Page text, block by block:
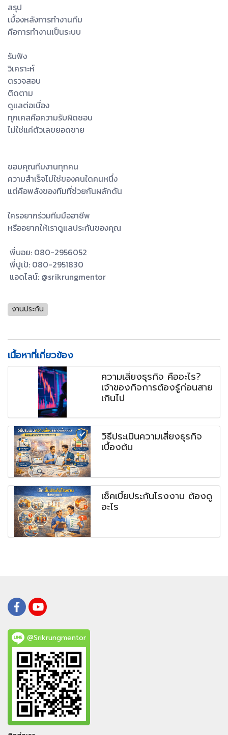
สรุป
เบื้องหลังการทำงานทีม
คือการทำงานเป็นระบบ
รับฟัง
วิเคราะห์
ตรวจสอบ
ติดตาม
ดูแลต่อเนื่อง
ทุกเคสคือความรับผิดชอบ
ไม่ใช่แค่ตัวเลขยอดขาย
ขอบคุณทีมงานทุกคน
ความสำเร็จไม่ใช่ของคนใดคนหนึ่ง
แต่คือพลังของทีมที่ช่วยกันผลักดัน
ใครอยากร่วมทีมมืออาชีพ
หรืออยากให้เราดูแลประกันของคุณ
พี่บอย: 080-2956052
พี่ปูเป้: 080-2951830
แอดไลน์: @srikrungmentor
งานประกัน
เนื้อหาที่เกี่ยวข้อง
ความเสี่ยงธุรกิจ คืออะไร?
เจ้าของกิจการต้องรู้ก่อนสาย
เกินไป
วิธีประเมินความเสี่ยงธุรกิจ
เบื้องต้น
เช็คเบี้ยประกันโรงงาน ต้องดู
อะไร
@Srikrungmentor